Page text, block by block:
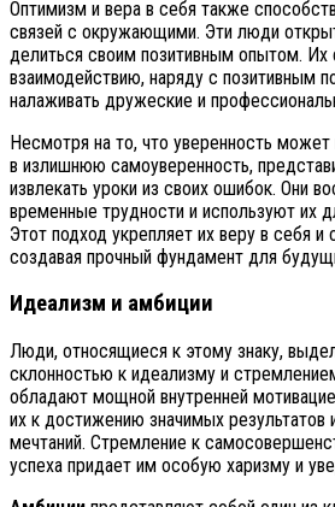
Оптимизм и вера в себя также
связей с окружающими. Эти люди
делиться своим позитивным опытом. Их
взаимодействию, наряду с позитивным
налаживать дружеские и
Несмотря на то, что уверенность
в излишнюю самоуверенность,
извлекать уроки из своих ошибок. Они
временные трудности и используют их
Этот подход укрепляет их веру в себя и
создавая прочный фундамент для
Идеализм и амбиции
Люди, относящиеся к этому знаку,
склонностью к идеализму и
обладают мощной внутренней
их к достижению значимых
мечтаний. Стремление к
успеха придает им особую харизму и